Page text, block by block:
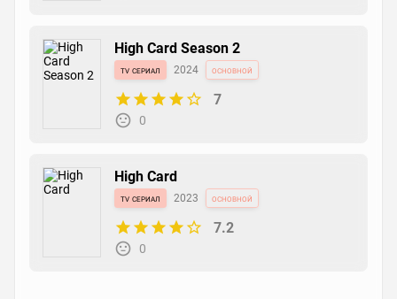
High Card Season 2
tv сериал 2024 основной
7
0
High Card
tv сериал 2023 основной
7.2
0